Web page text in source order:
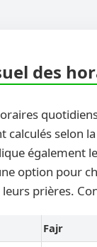
des
calculés selon
également
option pour
prières.
Fajr